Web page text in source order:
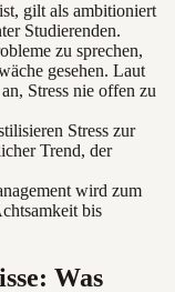
gilt als ambitioniert
Studierenden.
zu sprechen,
gesehen. Laut
Stress nie offen zu
Stress zur
Trend, der
wird zum
bis
Was